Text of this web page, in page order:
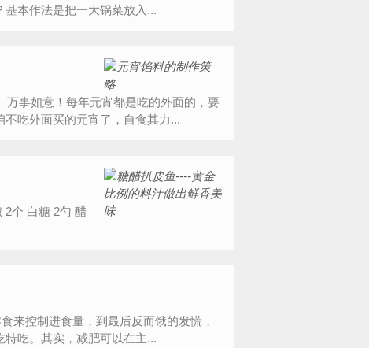
本作法是把一大锅菜放入...
吃外面买的元宵了，自食其力...
来控制进食量，到最后反而饿的发慌，
吃。其实，减肥可以在主...